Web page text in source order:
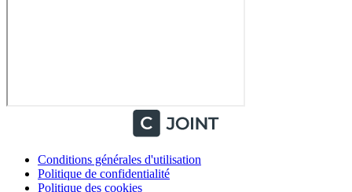
Conditions générales d'utilisation
Politique de confidentialité
Politique des cookies